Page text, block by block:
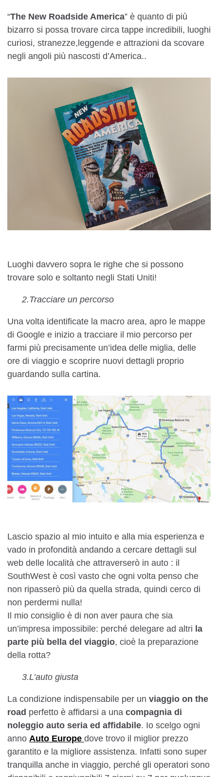
“The New Roadside America” è quanto di più
bizarro si possa trovare circa tappe incredibili, luoghi
curiosi, stranezze,leggende e attrazioni da scovare
negli angoli più nascosti d’America..
Luoghi davvero sopra le righe che si possono
trovare solo e soltanto negli Stati Uniti!
2.Tracciare un percorso
Una volta identificate la macro area, apro le mappe
di Google e inizio a tracciare il mio percorso per
farmi più precisamente un’idea delle miglia, delle
ore di viaggio e scoprire nuovi dettagli proprio
guardando sulla cartina.
Lascio spazio al mio intuito e alla mia esperienza e
vado in profondità andando a cercare dettagli sul
web delle località che attraverserò in auto : il
SouthWest è così vasto che ogni volta penso che
non ripasserò più da quella strada, quindi cerco di
non perdermi nulla!
Il mio consiglio è di non aver paura che sia
un’impresa impossibile: perché delegare ad altri la
parte più bella del viaggio, cioè la preparazione
della rotta?
3.L’auto giusta
La condizione indispensabile per un viaggio on the
road perfetto è affidarsi a una compagnia di
noleggio auto seria ed affidabile. Io scelgo ogni
anno Auto Europe dove trovo il miglior prezzo
garantito e la migliore assistenza. Infatti sono super
tranquilla anche in viaggio, perché gli operatori sono